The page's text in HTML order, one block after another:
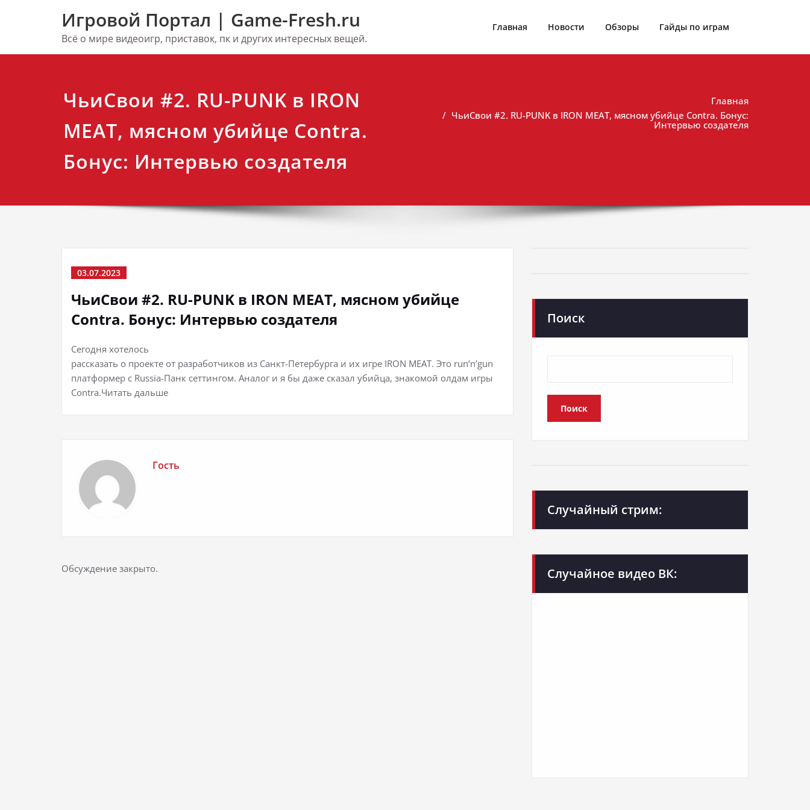
Игровой Портал | Game-Fresh.ru
Всё о мире видеоигр, приставок, пк и других интересных вещей.
Главная Новости Обзоры Гайды по играм
ЧьиСвои #2. RU-PUNK в IRON
MEAT, мясном убийце Contra.
Бонус: Интервью создателя
Главная
ЧьиСвои #2. RU-PUNK в IRON MEAT, мясном убийце Contra. Бонус:
Интервью создателя
03.07.2023
ЧьиСвои #2. RU-PUNK в IRON MEAT, мясном убийце
Contra. Бонус: Интервью создателя
Сегодня хотелось
рассказать о проекте от разработчиков из Санкт-Петербурга и их игре IRON MEAT. Это run’n’gun
платформер с Russia-Панк сеттингом. Аналог и я бы даже сказал убийца, знакомой олдам игры
Contra.Читать дальше
Гость
Обсуждение закрыто.
Поиск
Поиск
Случайный стрим:
Случайное видео ВК: